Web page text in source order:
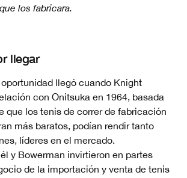
los fabricara.
llegar
llegó cuando Knight
con Onitsuka en 1964, basada
que los tenis de correr de fabricación
más baratos, podían rendir tanto
líderes en el mercado.
y Bowerman invirtieron en partes
de la importación y venta de tenis